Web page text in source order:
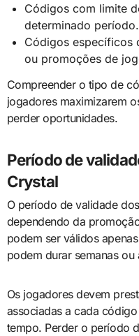
Códigos com limite
determinado período.
Códigos específicos
ou promoções de
Compreender o tipo de
jogadores maximizarem
perder oportunidades.
Período de
Crystal
O período de validade
dependendo da
podem ser válidos
podem durar semanas ou
Os jogadores devem
associadas a cada
tempo. Perder o período